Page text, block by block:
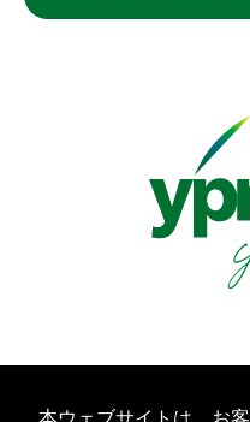
プライバシーポリシー